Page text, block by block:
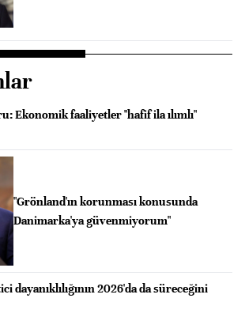
Ekonomik faaliyetler "hafif ila ılımlı"
"Grönland'ın korunması konusunda
Danimarka'ya güvenmiyorum"
dayanıklılığının 2026'da da süreceğini